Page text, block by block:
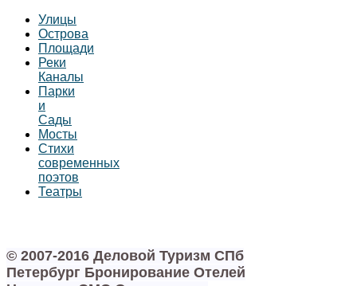
Улицы
Острова
Площади
Реки
Каналы
Парки
и
Сады
Мосты
Стихи
современных
поэтов
Театры
© 2007-2016 Деловой Туризм СПб
Петербург Бронирование Отелей